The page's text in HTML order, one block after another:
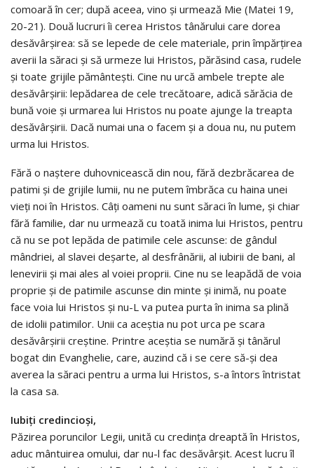
comoară în cer; după aceea, vino și urmează Mie (Matei 19,
20-21). Două lucruri îi cerea Hristos tânărului care dorea
desăvârșirea: să se lepede de cele materiale, prin împărțirea
averii la săraci și să urmeze lui Hristos, părăsind casa, rudele
și toate grijile pământești. Cine nu urcă ambele trepte ale
desăvârșirii: lepădarea de cele trecătoare, adică sărăcia de
bună voie și urmarea lui Hristos nu poate ajunge la treapta
desăvârșirii. Dacă numai una o facem și a doua nu, nu putem
urma lui Hristos.
Fără o naștere duhovnicească din nou, fără dezbrăcarea de
patimi și de grijile lumii, nu ne putem îmbrăca cu haina unei
vieți noi în Hristos. Câți oameni nu sunt săraci în lume, și chiar
fără familie, dar nu urmează cu toată inima lui Hristos, pentru
că nu se pot lepăda de patimile cele ascunse: de gândul
mândriei, al slavei deșarte, al desfrânării, al iubirii de bani, al
lenevirii și mai ales al voiei proprii. Cine nu se leapădă de voia
proprie și de patimile ascunse din minte și inimă, nu poate
face voia lui Hristos și nu-L va putea purta în inima sa plină
de idolii patimilor. Unii ca aceștia nu pot urca pe scara
desăvârșirii creștine. Printre aceștia se numără și tânărul
bogat din Evanghelie, care, auzind că i se cere să-și dea
averea la săraci pentru a urma lui Hristos, s-a întors întristat
la casa sa.
Iubiți credincioși,
Păzirea poruncilor Legii, unită cu credința dreaptă în Hristos,
aduc mântuirea omului, dar nu-l fac desăvârșit. Acest lucru îl